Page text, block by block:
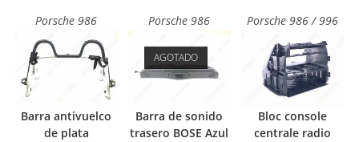
Porsche 986
Barra antivuelco
de plata
Porsche 986
AGOTADO
Barra de sonido
trasero BOSE Azul
Porsche 986 / 996
Bloc console
centrale radio